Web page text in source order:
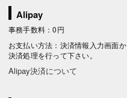
Alipay
事務手数料：0円
お支払い方法：決済情報入力画面
決済処理を行って下さい。
Alipay決済について